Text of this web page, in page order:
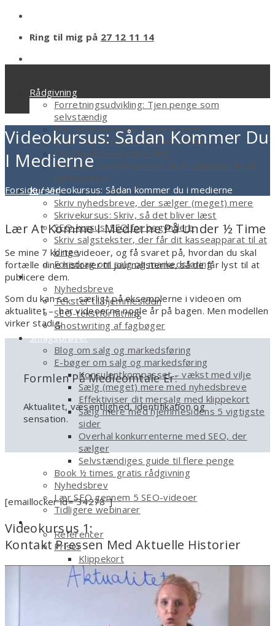
Ring til mig på 27 12 11 14
Rådgivning
Forretningsudvikling: Tjen penge som
selvstændig
Find din kundetype, og sælg mere
Mere salg fra hjemmesiden, ja tak
Sælg med email marketing
Freebien, der får læserne til at strømme til dit
nyhedsbrev
Kurser
Skriv nyhedsbreve, der sælger (meget) mere
Skrivekursus: Skriv, så det bliver læst
SEO-kursus: SEO for begyndere
Skriv salgstekster, der får dit kasseapparat til at
klinge
Foredrag om salg og markedsføring
Tekstforfatter
Nyhedsbreve
Tekster til hjemmesiden
SEO-tekstforfatning
Ghostwriting af fagbøger
Smagsprøver
Blog om salg og markedsføring
E-bøger om salg og markedsføring
Konsulentkompasset – vækst med vilje
Sælg (meget) mere med nyhedsbreve
Effektiviser dit mersalg med klippekort
Sælg mere med hjemmesidens 5 vigtigste
sider
Overhal konkurrenterne med SEO, der
sælger
Selvstændiges guide til flere penge
Book ½ times gratis rådgivning
Nyhedsbrev
Lær SEO gennem 5 SEO-videoer
Tidligere webinarer
Om
Referencer
Priser
Klippekort
Vækstpakker
Forretningsbetingelser
Videokursus: Sådan Kommer Du
I Medierne
Forside/Videokursus: Sådan kommer du i medierne
Lær At Komme I Medierne På Under ½ Time
Se mine 7 korte videoer, og få svaret på, hvordan du skal
fortælle dine historier til journalisterne, så de får lyst til at
publicere dem.
Som du kan se – særligt på eksemplerne i videoen om
aktualitet – har videoerne nogle år på bagen. Men modellen
virker stadig.
Formlen På Medieomtale Er:
Aktualitet, væsentlighed, identifikation og
sensation.
[emaillocker id=”34278″]
Videokursus 1:
Kontakt Pressen Med Aktuelle Historier